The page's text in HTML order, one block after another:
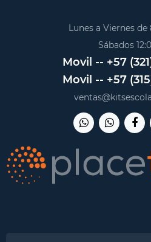
Lunes a Viernes
Sábados
Movil -- +57
Movil -- +57